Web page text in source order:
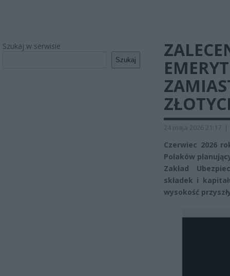
Szukaj w serwisie
Szukaj
24 maja 2026 21:17 |
Czerwiec 2026
Polaków
Zakład
składek i
wysokość